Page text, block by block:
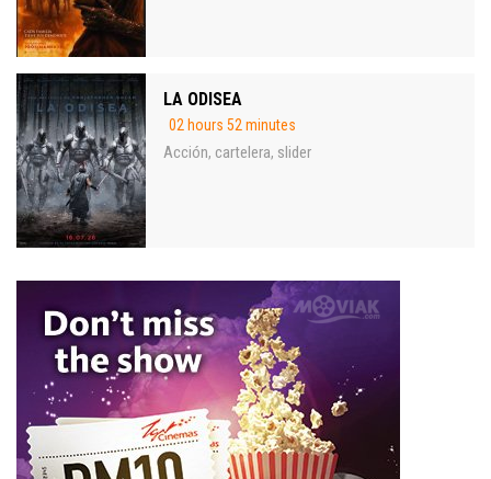
LA ODISEA
02 hours 52 minutes
Acción, cartelera, slider